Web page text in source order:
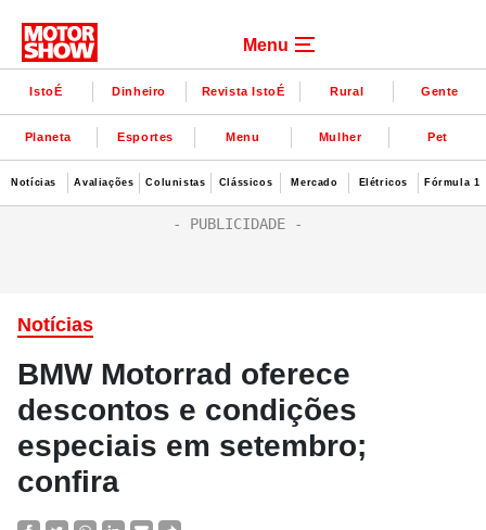
Menu
IstoÉ Dinheiro Revista IstoÉ Rural Gente
Planeta Esportes Menu Mulher Pet
Notícias Avaliações Colunistas Clássicos Mercado Elétricos Fórmula 1
Notícias
BMW Motorrad oferece
descontos e condições
especiais em setembro;
confira